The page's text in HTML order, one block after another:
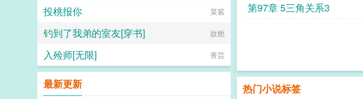
第97章 5三角关系3
热门小说标签
投桃报你 菜紫
钓到了我弟的室友[穿书] 故栀
入殓师[无限] 菁芸
最新更新